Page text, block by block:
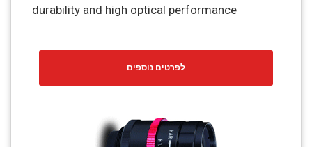
Visualizer
AV over IP
Photo Printers
durability and high optical performance
לפרטים נוספים